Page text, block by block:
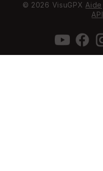
© 2026 VisuGPX Aide
API